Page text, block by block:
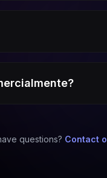
questions? Contact